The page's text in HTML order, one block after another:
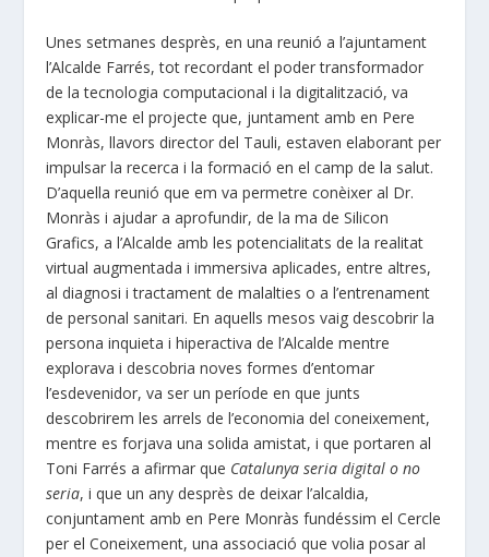
Unes setmanes desprès, en una reunió a l’ajuntament
l’Alcalde Farrés, tot recordant el poder transformador
de la tecnologia computacional i la digitalització, va
explicar-me el projecte que, juntament amb en Pere
Monràs, llavors director del Tauli, estaven elaborant per
impulsar la recerca i la formació en el camp de la salut.
D’aquella reunió que em va permetre conèixer al Dr.
Monràs i ajudar a aprofundir, de la ma de Silicon
Grafics, a l’Alcalde amb les potencialitats de la realitat
virtual augmentada i immersiva aplicades, entre altres,
al diagnosi i tractament de malalties o a l’entrenament
de personal sanitari. En aquells mesos vaig descobrir la
persona inquieta i hiperactiva de l’Alcalde mentre
explorava i descobria noves formes d’entomar
l’esdevenidor, va ser un període en que junts
descobrirem les arrels de l’economia del coneixement,
mentre es forjava una solida amistat, i que portaren al
Toni Farrés a afirmar que Catalunya seria digital o no
seria, i que un any desprès de deixar l’alcaldia,
conjuntament amb en Pere Monràs fundéssim el Cercle
per el Coneixement, una associació que volia posar al